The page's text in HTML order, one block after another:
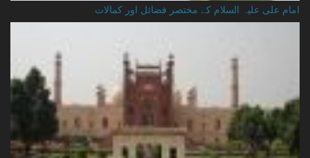
امام علی علیہ السلام کے مختصر فضائل اور کمالات